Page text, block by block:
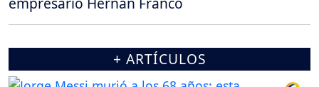
+ ARTÍCULOS